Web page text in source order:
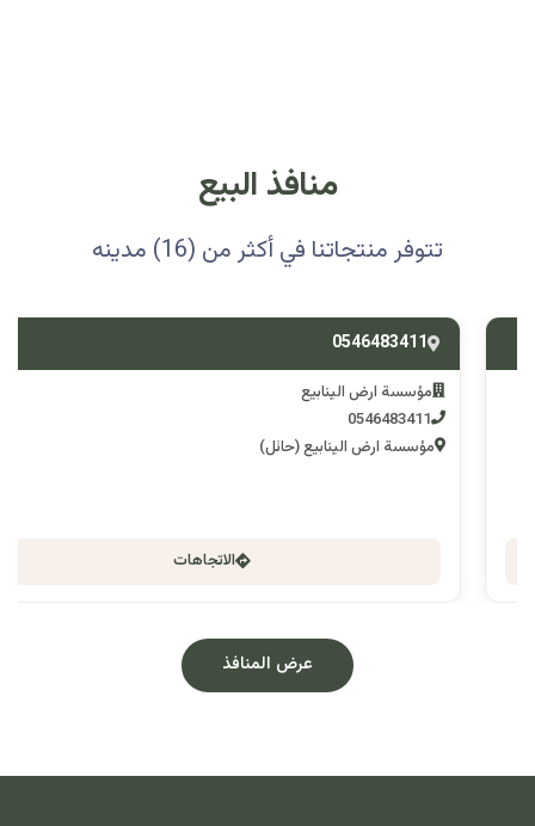
منافذ البيع
تتوفر منتجاتنا في أكثر من (16) مدينه
0546483411
مؤسسة ارض الينابيع
0546483411
مؤسسة ارض الينابيع (حائل)
الاتجاهات
عرض المنافذ